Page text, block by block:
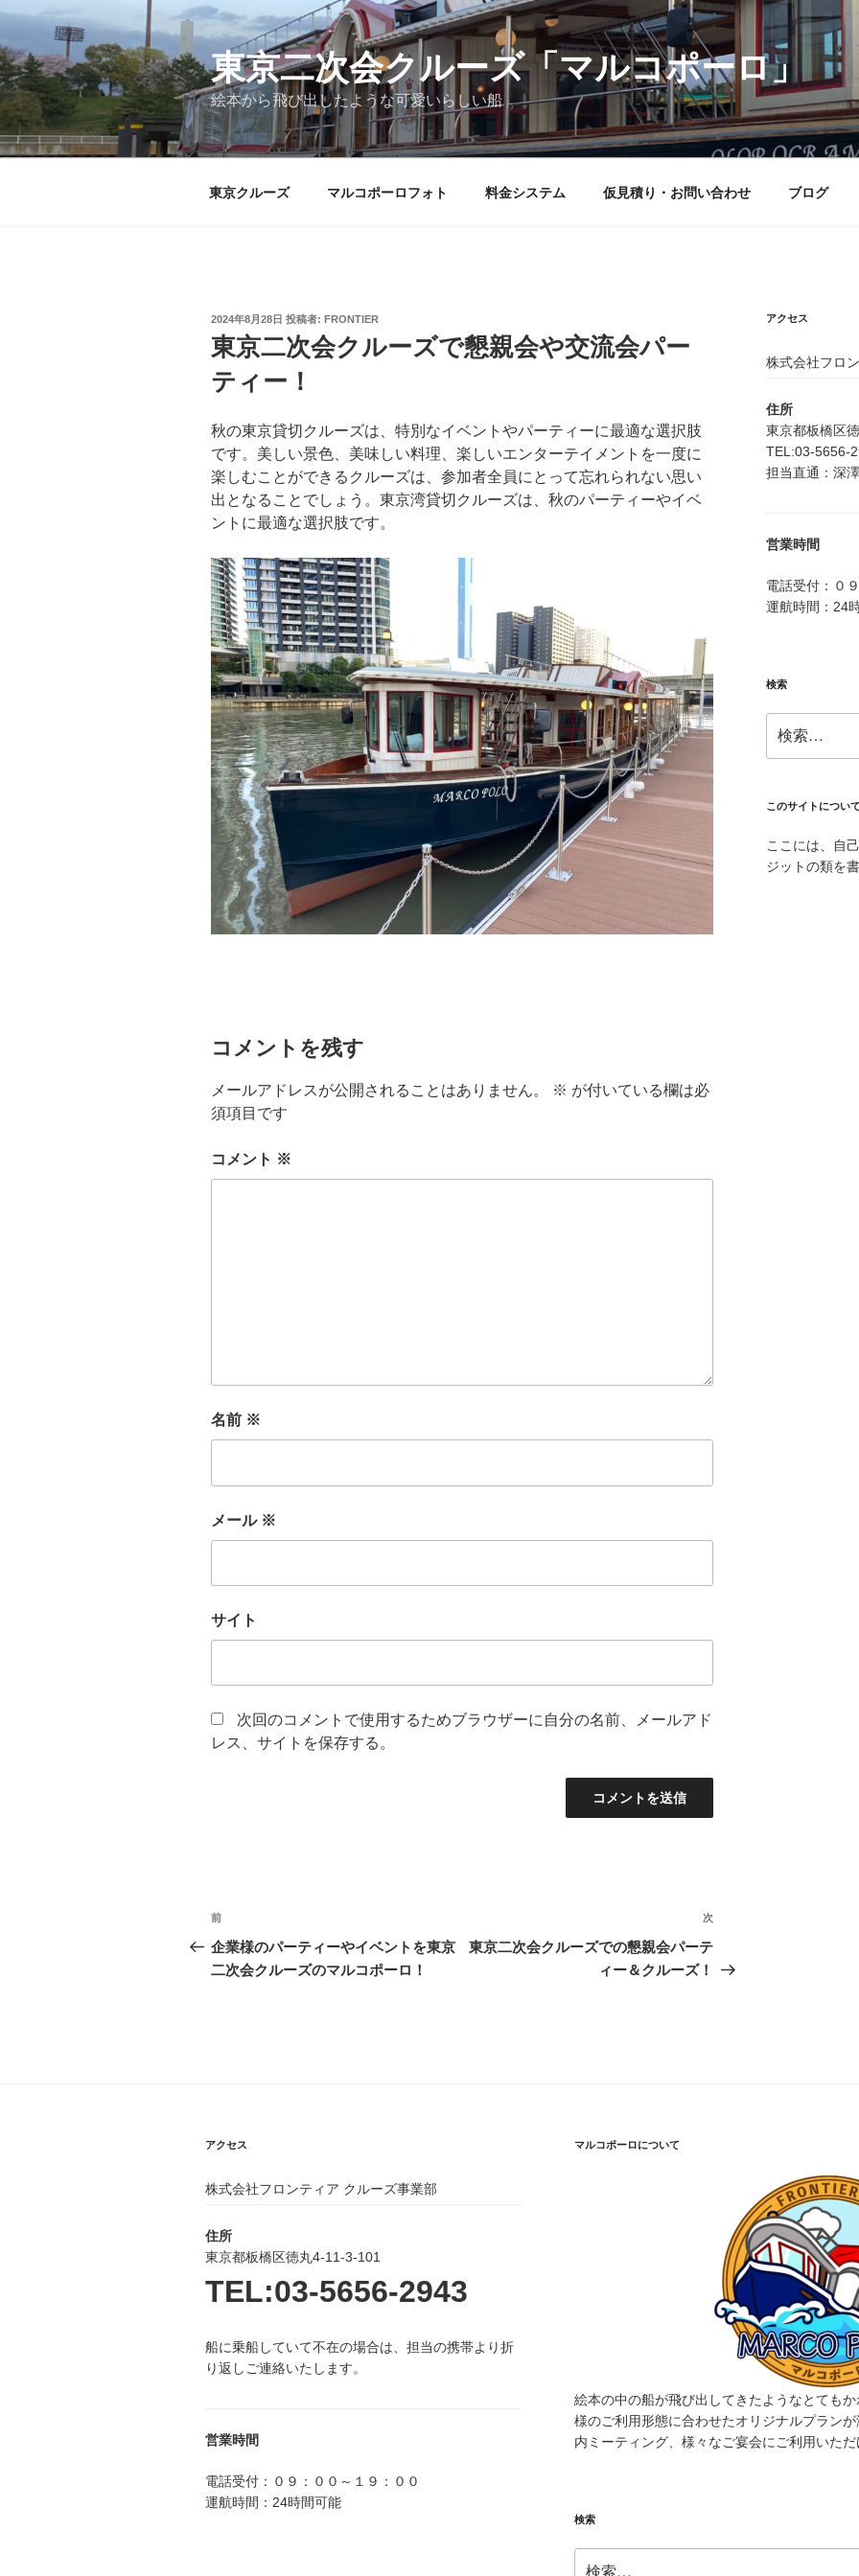
コ
テ
ン
ツ
へ
ス
東京二次会クルーズ「マルコポーロ」
絵本から飛び出したような可愛いらしい船
東京クルーズ マルコポーロフォト 料金システム 仮見積り・お問い合わせ ブログ
投
日:
2024年8月28日 投稿者: FRONTIER
東京二次会クルーズで懇親会や交流会パー
ティー！
秋の東京貸切クルーズは、特別なイベントやパーティーに最適な選択肢
です。美しい景色、美味しい料理、楽しいエンターテイメントを一度に
楽しむことができるクルーズは、参加者全員にとって忘れられない思い
出となることでしょう。東京湾貸切クルーズは、秋のパーティーやイベ
ントに最適な選択肢です。
コメントを残す
メールアドレスが公開されることはありません。 ※ が付いている欄は必
須項目です
コメント ※
名前 ※
メール ※
サイト
次回のコメントで使用するためブラウザーに自分の名前、メールアド
レス、サイトを保存する。
投
稿
ナ
ョ
ン
前
の
投
前
企業様のパーティーやイベントを東京
二次会クルーズのマルコポーロ！
次
の
投
次
東京二次会クルーズでの懇親会パーテ
ィー＆クルーズ！
アクセス
株式会社フロ
住所
東京都板橋区
TEL:03-5656-
担当直通：深
営業時間
電話受付：０
運航時間：24
検索
索:
このサイトについて
ここには、自
ジットの類を
アクセス
株式会社フロンティア クルーズ事業部
住所
東京都板橋区徳丸4-11-3-101
TEL:03-5656-2943
船に乗船していて不在の場合は、担当の携帯より折
り返しご連絡いたします。
営業時間
電話受付：０９：００～１９：００
運航時間：24時間可能
マルコポーロについて
絵本の中の船が飛び出してきたようなとても
様のご利用形態に合わせたオリジナルプラン
内ミーティング、様々なご宴会にご利用いただ
検索